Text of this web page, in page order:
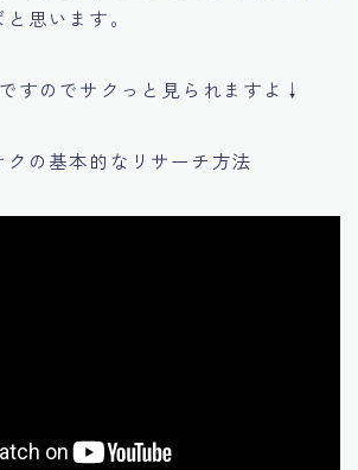
思います。
すのでサクっと見られますよ↓
の基本的なリサーチ方法